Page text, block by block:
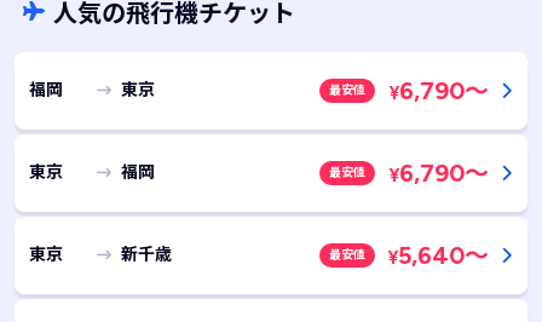
人気の飛行機チケット
福岡 東京 最安値 ¥6,790～
東京 福岡 最安値 ¥6,790～
東京 新千歳 最安値 ¥5,640～